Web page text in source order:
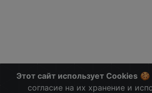
Этот сайт использует Cookies 🍪
согласие на их хранение и